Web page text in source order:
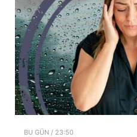
BU GÜN / 23:50